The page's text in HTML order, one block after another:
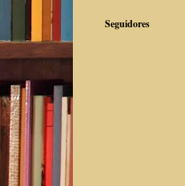
Seguidores